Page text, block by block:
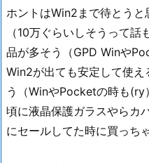
ホントはWin2まで待とうと
（10万ぐらいしそうって
品が多そう（GPD Winや
Win2が出ても安定して使
う（WinやPocketの時も(ry
頃に液晶保護ガラスやらカ
にセールしてた時に買っち